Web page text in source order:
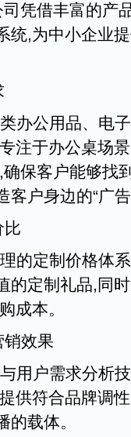
凭借丰富的产
统,为中小企业
办公用品、电
注于办公桌场
保客户能够找
客户身边的“广
比
的定制价格体
的定制礼品,同
成本。
效果
用户需求分析
供符合品牌调
载体。